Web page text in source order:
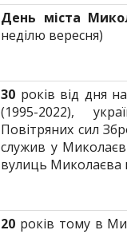
День міста
неділю вересня)
30 років від дня
(1995-2022),
Повітряних сил
служив у
вулиць Миколаєва
20 років тому в